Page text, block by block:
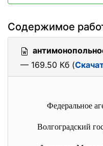
Содержимое
— 169.50 Кб (
Федеральное
Волгоградский